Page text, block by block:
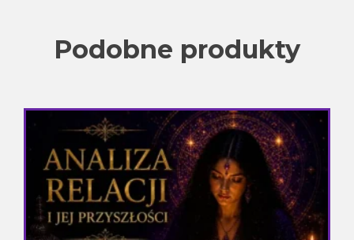
Podobne produkty